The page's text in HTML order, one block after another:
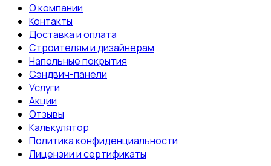
О компании
Контакты
Доставка и оплата
Строителям и дизайнерам
Напольные покрытия
Сэндвич-панели
Услуги
Акции
Отзывы
Калькулятор
Политика конфиденциальности
Лицензии и сертификаты